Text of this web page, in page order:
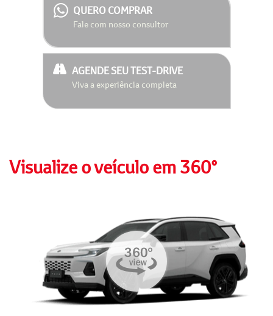
QUERO COMPRAR
Fale com nosso consultor
AGENDE SEU TEST-DRIVE
Viva a experiência completa
Visualize o veículo em 360°